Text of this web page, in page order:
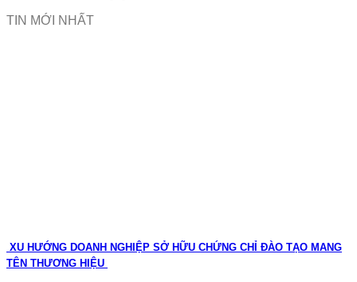
TIN MỚI NHẤT
XU HƯỚNG DOANH NGHIỆP SỞ HỮU CHỨNG CHỈ ĐÀO TẠO MANG
TÊN THƯƠNG HIỆU